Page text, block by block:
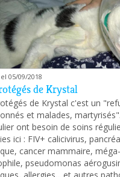
05/09/2018
de Krystal
de Krystal c'est un
et malades,
ont besoin de soins
ici : FIV+ calicivirus,
cancer mammaire,
pseudomonas